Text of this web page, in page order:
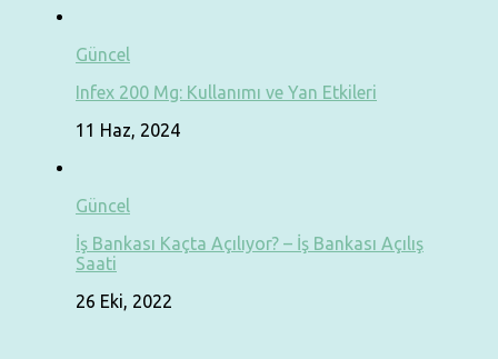
Güncel
Infex 200 Mg: Kullanımı ve Yan Etkileri
11 Haz, 2024
Güncel
İş Bankası Kaçta Açılıyor? – İş Bankası Açılış
Saati
26 Eki, 2022